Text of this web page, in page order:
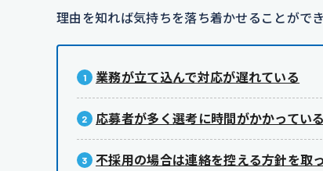
理由を知れば気持ちを落ち着かせることがで
業務が立て込んで対応が遅れている
応募者が多く選考に時間がかかっている
不採用の場合は連絡を控える方針を取